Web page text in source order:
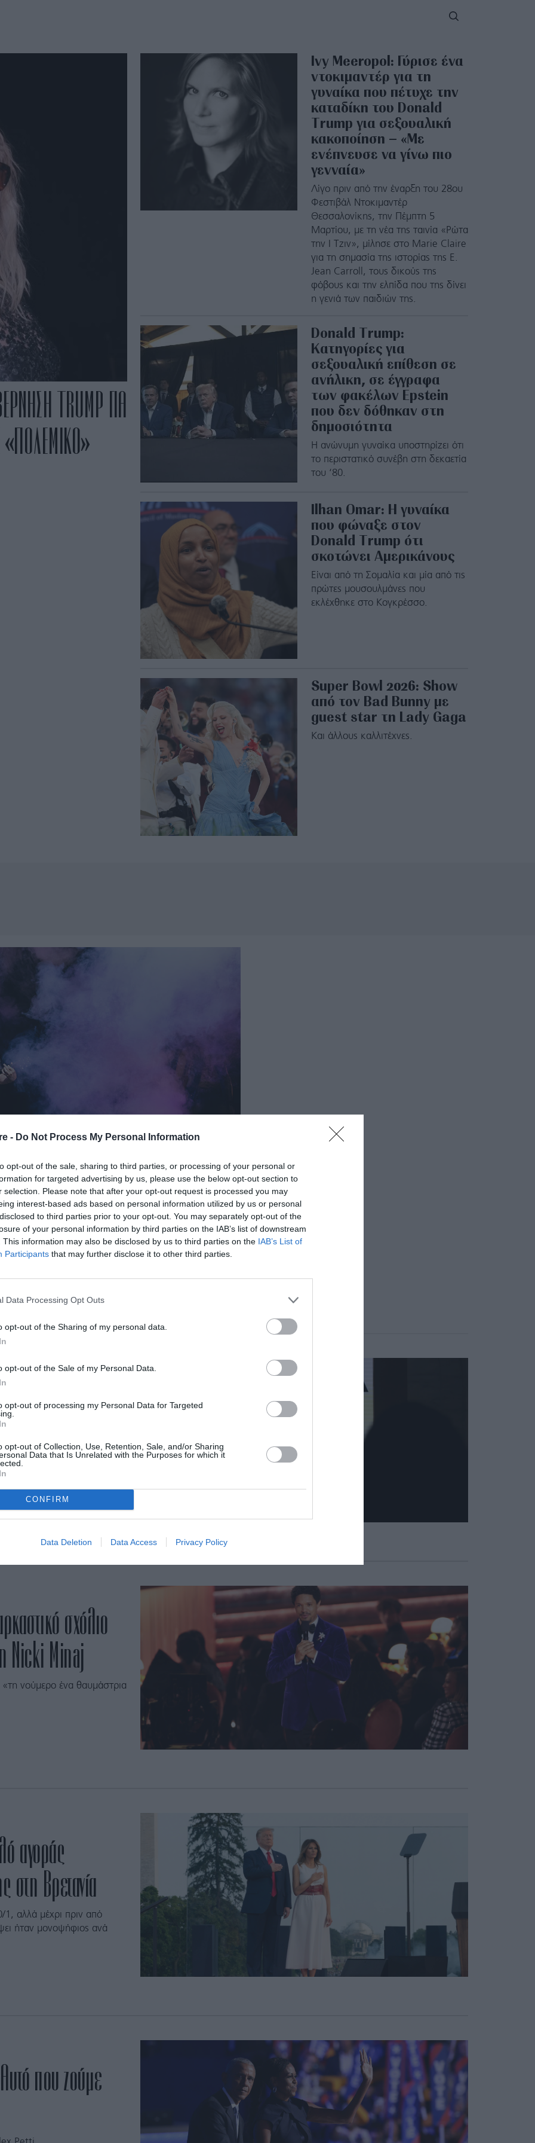
- Do Not Process My Personal Information
opt-out of the sale, sharing to third parties, or processing of your personal or
for targeted advertising by us, please use the below opt-out section to
selection. Please note that after your opt-out request is processed you may
interest-based ads based on personal information utilized by us or personal
to third parties prior to your opt-out. You may separately opt-out of the
of your personal information by third parties on the IAB’s list of downstream
This information may also be disclosed by us to third parties on the IAB’s List of
Participants that may further disclose it to other third parties.
Data Processing Opt Outs
opt-out of the Sharing of my personal data.
opt-out of the Sale of my Personal Data.
opt-out of processing my Personal Data for Targeted
opt-out of Collection, Use, Retention, Sale, and/or Sharing
Data that Is Unrelated with the Purposes for which it
CONFIRM
Data Deletion Data Access Privacy Policy
TRUMP ΓΙΑ
Ivy Meeropol: Γύρισε ένα
ντοκιμαντέρ για τη
γυναίκα που πέτυχε την
καταδίκη του Donald
Trump για σεξουαλική
κακοποίηση – «Με
ενέπνευσε να γίνω πιο
γενναία»
Λίγο πριν από την έναρξη του 28ου
Φεστιβάλ Ντοκιμαντέρ
Θεσσαλονίκης, την Πέμπτη 5
Μαρτίου, με τη νέα της ταινία «Ρώτα
την Ι Τζιν», μίλησε στο Marie Claire
για τη σημασία της ιστορίας της E.
Jean Carroll, τους δικούς της
φόβους και την ελπίδα που της δίνει
η γενιά των παιδιών της.
Donald Trump:
Κατηγορίες για
σεξουαλική επίθεση σε
ανήλικη, σε έγγραφα
των φακέλων Epstein
που δεν δόθηκαν στη
δημοσιότητα
Η ανώνυμη γυναίκα υποστηρίζει ότι
το περιστατικό συνέβη στη δεκαετία
του ‘80.
Ilhan Omar: Η γυναίκα
που φώναξε στον
Donald Trump ότι
σκοτώνει Αμερικάνους
Είναι από τη Σομαλία και μία από τις
πρώτες μουσουλμάνες που
εκλέχθηκε στο Κογκρέσσο.
Super Bowl 2026: Show
από τον Bad Bunny με
guest star τη Lady Gaga
Και άλλους καλλιτέχνες.
στις ΗΠΑ, γιατί είναι
κατάσταση στην Αμερική του Donald Trump.
τι θέλει να
τη ζωή της Μελάνια Τραμπ
μια αποστολή: προβάλλει
του.
σχόλιο
Nicki Minaj
νούμερο ένα θαυμάστρια
αγοράς
στη Βρετανία
1, αλλά μέχρι πριν από
ήταν μονοψήφιος ανά
που ζούμε